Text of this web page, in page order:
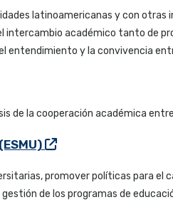
latinoamericanas y con
académico tanto de
entendimiento y la convivencia
de la cooperación académica
promover políticas para el
de los programas de